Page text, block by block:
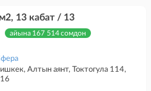
13 кабат / 13
айына 167 514 сомдон
Алтын аянт, Токтогула 114,